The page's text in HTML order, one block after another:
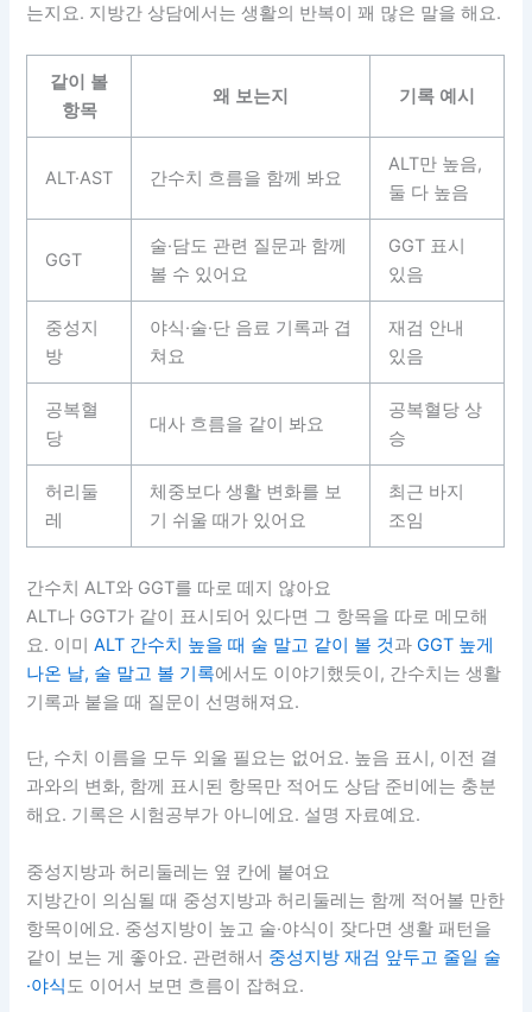
는지요. 지방간 상담에서는 생활의 반복이 꽤 많은 말을 해요.
같이 볼
항목
왜 보는지 기록 예시
ALT·AST 간수치 흐름을 함께 봐요
ALT만 높음,
둘 다 높음
GGT
술·담도 관련 질문과 함께
볼 수 있어요
GGT 표시
있음
중성지
방
야식·술·단 음료 기록과 겹
쳐요
재검 안내
있음
공복혈
당
대사 흐름을 같이 봐요
공복혈당 상
승
허리둘
레
체중보다 생활 변화를 보
기 쉬울 때가 있어요
최근 바지
조임
간수치 ALT와 GGT를 따로 떼지 않아요
ALT나 GGT가 같이 표시되어 있다면 그 항목을 따로 메모해
요. 이미ALT 간수치 높을 때 술 말고 같이 볼 것과GGT 높게
나온 날, 술 말고 볼 기록에서도 이야기했듯이, 간수치는 생활
기록과 붙을 때 질문이 선명해져요.
단, 수치 이름을 모두 외울 필요는 없어요. 높음 표시, 이전 결
과와의 변화, 함께 표시된 항목만 적어도 상담 준비에는 충분
해요. 기록은 시험공부가 아니에요. 설명 자료예요.
중성지방과 허리둘레는 옆 칸에 붙여요
지방간이 의심될 때 중성지방과 허리둘레는 함께 적어볼 만한
항목이에요. 중성지방이 높고 술·야식이 잦다면 생활 패턴을
같이 보는 게 좋아요. 관련해서 중성지방 재검 앞두고 줄일 술
·야식도 이어서 보면 흐름이 잡혀요.